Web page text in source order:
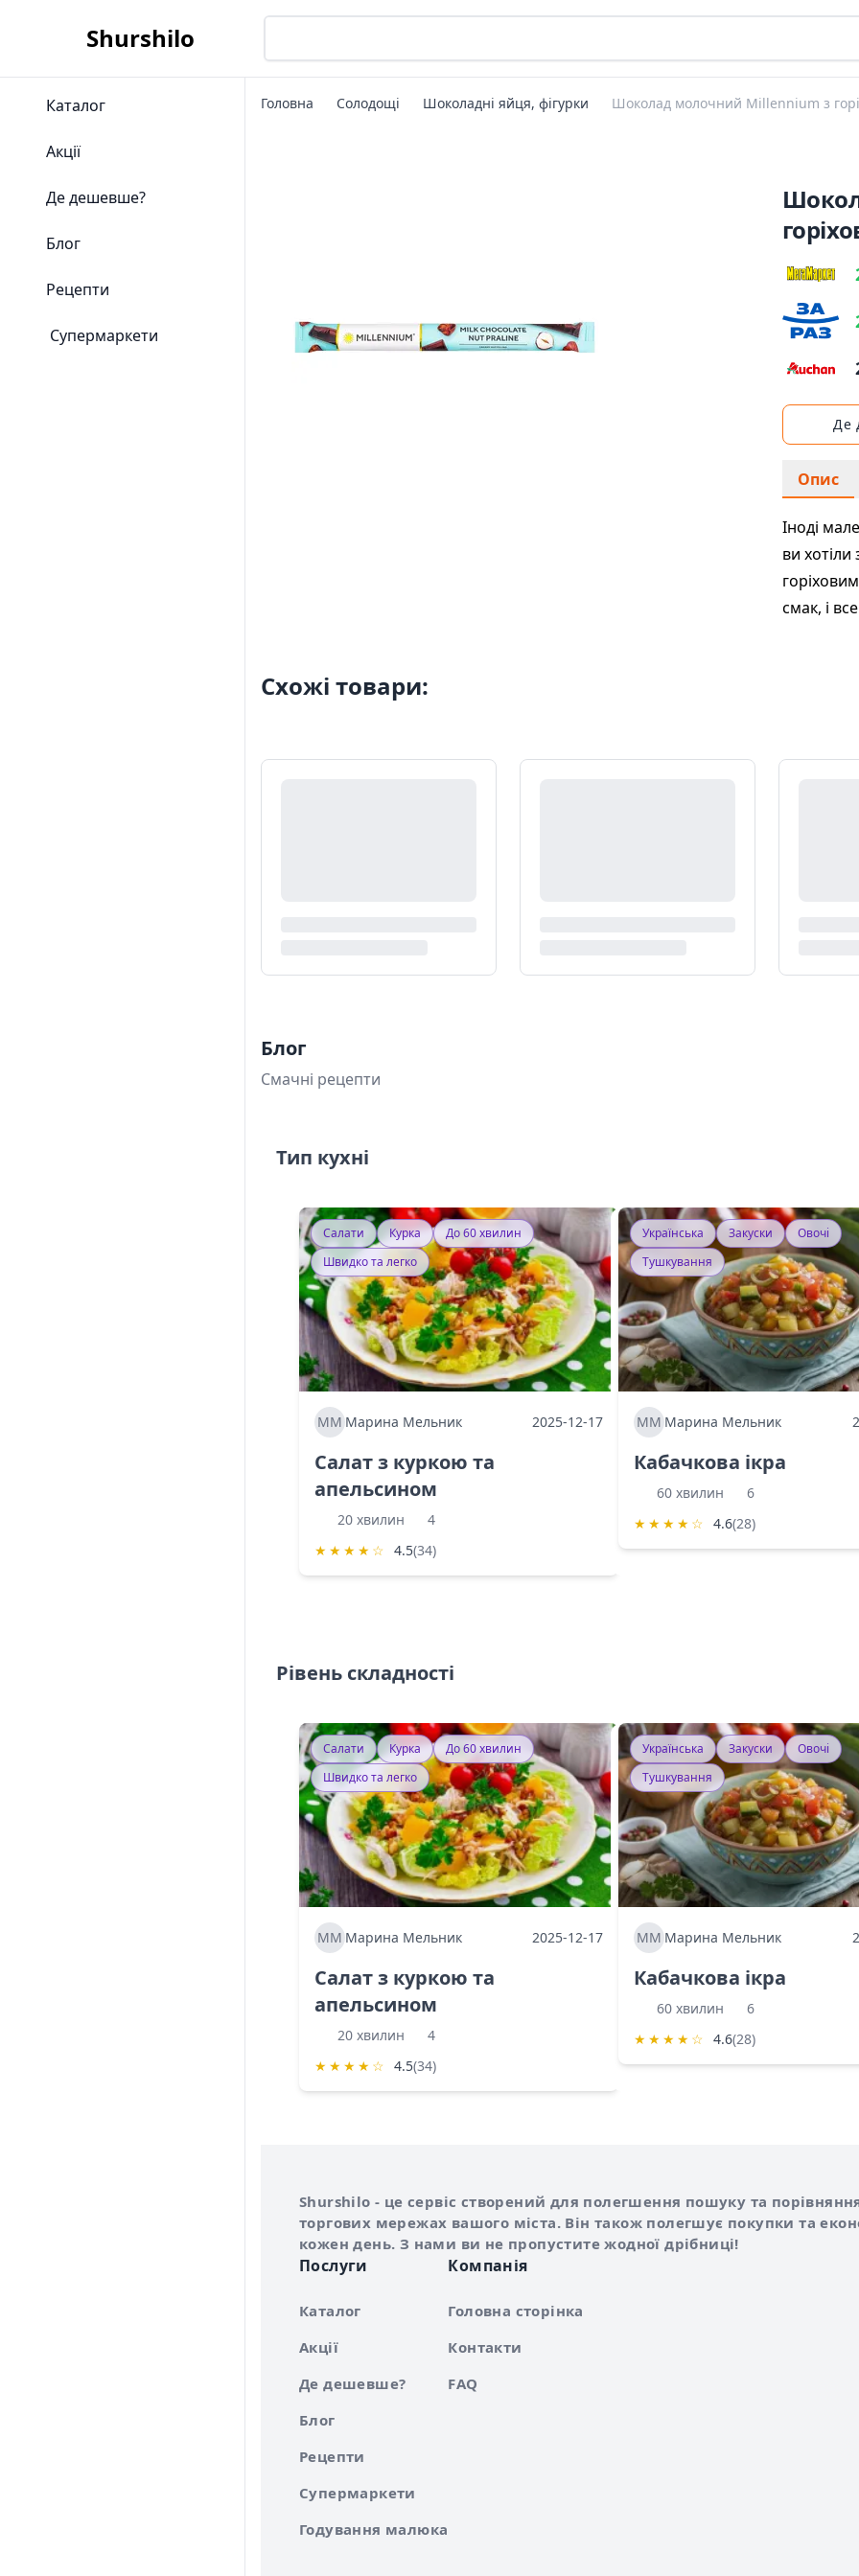
Shurshilo
Каталог
Акції
Де дешевше?
Блог
Рецепти
Супермаркети
Головна Солодощі Шоколадні яйця, фігурки Шоколад молочний Millennium з
Де
Опис
Іноді
ви
смак, і
Схожі товари:
Блог
Смачні рецепти
Тип кухні
Салати Курка
До 60 хвилин
Швидко та легко
ММ Марина Мельник 2025-12-17
Салат з куркою та
апельсином
20 хвилин
4
★ ★ ★ ★ ☆ 4.5(34)
Українська Закуски
Овочі
Тушкування
ММ Марина Мельник
Кабачкова ікра
60 хвилин
6
★ ★ ★ ★ ☆ 4.6(28)
Рівень складності
Салати Курка
До 60 хвилин
Швидко та легко
ММ Марина Мельник 2025-12-17
Салат з куркою та
апельсином
20 хвилин
4
★ ★ ★ ★ ☆ 4.5(34)
Українська Закуски
Овочі
Тушкування
ММ Марина Мельник
Кабачкова ікра
60 хвилин
6
★ ★ ★ ★ ☆ 4.6(28)
Про сервіс Shurshilo
Shurshilo - це сервіс створений для полегшення пошуку та
торгових мережах вашого міста. Він також полегшує покупки та
кожен день. З нами ви не пропустите жодної дрібниці!
Послуги
Каталог
Акції
Де дешевше?
Блог
Рецепти
Супермаркети
Годування малюка
Компанія
Головна сторінка
Контакти
FAQ